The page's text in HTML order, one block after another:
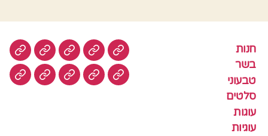
חנות
בשר
טבעוני
סלטים
עוגות
עוגיות
חנות בשר טבעוניסלטים
עוגיותעוף צמחונידגים